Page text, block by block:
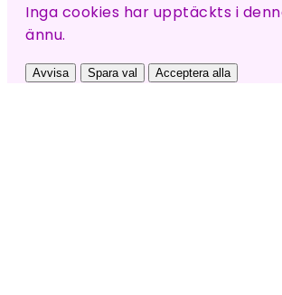
Inga cookies har upptäckts i
ännu.
Avvisa Spara val Acceptera alla